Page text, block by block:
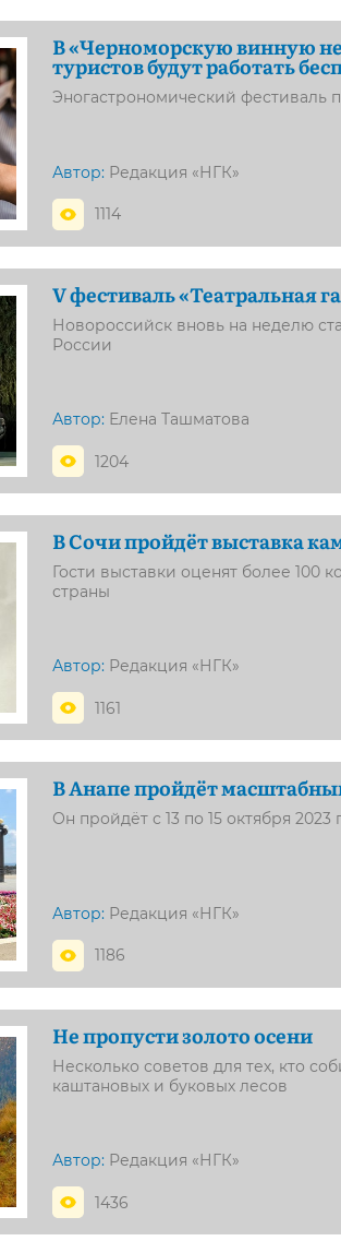
В «Черноморскую винную
туристов будут работать
Эногастрономический фестиваль
Автор: Редакция «НГК»
1114
V фестиваль «Театральная
Новороссийск вновь на неделю
России
Автор: Елена Ташматова
1204
В Сочи пройдёт выставка
Гости выставки оценят более 100
страны
Автор: Редакция «НГК»
1161
В Анапе пройдёт
Он пройдёт с 13 по 15 октября 2023
Автор: Редакция «НГК»
1186
Не пропусти золото осени
Несколько советов для тех, кто
каштановых и буковых лесов
Автор: Редакция «НГК»
1436